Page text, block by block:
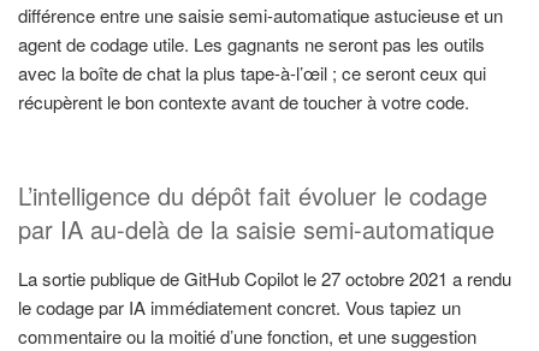
différence entre une saisie semi-automatique astucieuse et un
agent de codage utile. Les gagnants ne seront pas les outils
avec la boîte de chat la plus tape-à-l’œil ; ce seront ceux qui
récupèrent le bon contexte avant de toucher à votre code.
L’intelligence du dépôt fait évoluer le codage
par IA au-delà de la saisie semi-automatique
La sortie publique de GitHub Copilot le 27 octobre 2021 a rendu
le codage par IA immédiatement concret. Vous tapiez un
commentaire ou la moitié d’une fonction, et une suggestion